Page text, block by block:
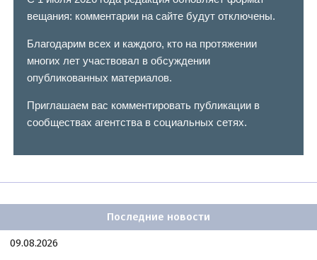
вещания: комментарии на сайте будут отключены.
Благодарим всех и каждого, кто на протяжении
многих лет участвовал в обсуждении
опубликованных материалов.
Приглашаем вас комментировать публикации в
сообществах агентства в социальных сетях.
Последние новости
09.08.2026